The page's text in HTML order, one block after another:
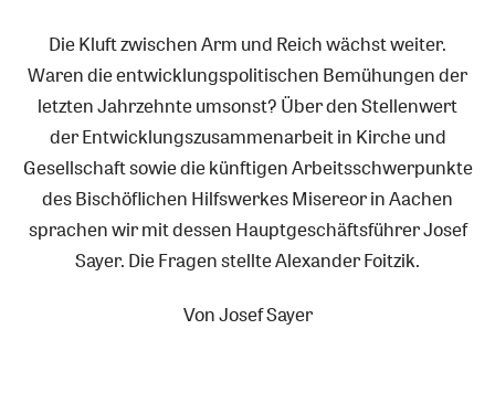
Die Kluft zwischen Arm und Reich wächst weiter.
Waren die entwicklungspolitischen Bemühungen der
letzten Jahrzehnte umsonst? Über den Stellenwert
der Entwicklungszusammenarbeit in Kirche und
Gesellschaft sowie die künftigen Arbeitsschwerpunkte
des Bischöflichen Hilfswerkes Misereor in Aachen
sprachen wir mit dessen Hauptgeschäftsführer Josef
Sayer. Die Fragen stellte Alexander Foitzik.
VonJosef Sayer